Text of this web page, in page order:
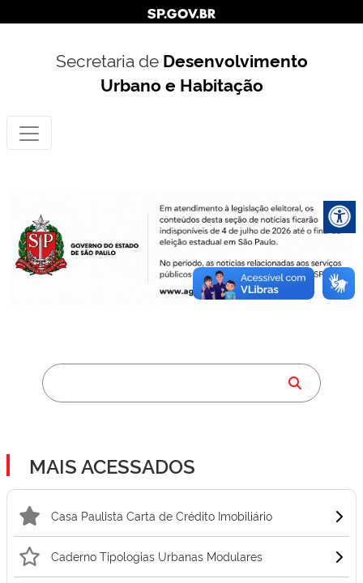
Secretaria de Desenvolvimento
Urbano e Habitação
MAIS ACESSADOS
Casa Paulista Carta de Crédito Imobiliário
Caderno Tipologias Urbanas Modulares